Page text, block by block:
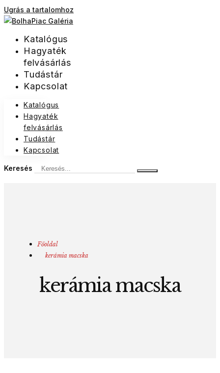
Ugrás a tartalomhoz
Katalógus
Hagyaték
felvásárlás
Tudástár
Kapcsolat
Katalógus
Hagyaték
felvásárlás
Tudástár
Kapcsolat
Keresés
Főoldal
kerámia macska
kerámia macska